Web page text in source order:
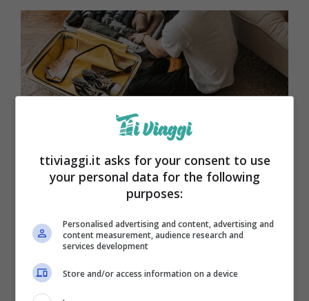
Organizzare la valigia
ttiviaggi.it asks for your consent to use
your personal data for the following
purposes:
Personalised advertising and content, advertising and
content measurement, audience research and
services development
Store and/or access information on a device